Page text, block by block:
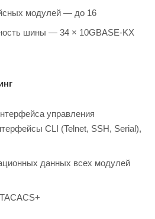
модулей — до 16
шины — 34 × 10GBASE-KX
управления
CLI (Telnet, SSH, Serial),
данных всех модулей